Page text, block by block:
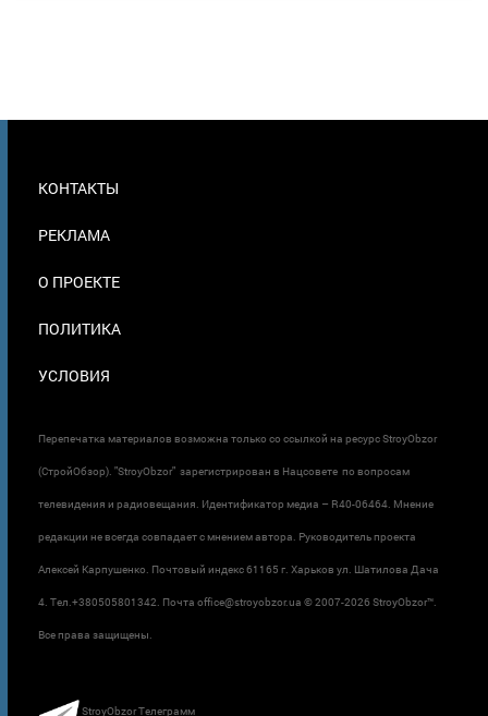
В
КОНТАКТЫ
РЕКЛАМА
О ПРОЕКТЕ
ПОЛИТИКА
УСЛОВИЯ
Перепечатка материалов возможна только со ссылкой на ресурс StroyObzor
(СтройОбзор). "StroyObzor" зарегистрирован в Нацсовете по вопросам
телевидения и радиовещания. Идентификатор медиа – R40-06464. Мнение
редакции не всегда совпадает с мнением автора. Руководитель проекта
Алексей Карпушенко. Почтовый индекс 61165 г. Харьков ул. Шатилова Дача
4. Тел.+380505801342. Почта office@stroyobzor.ua © 2007-2026 StroyObzor™.
Все права защищены.
StroyObzor Телеграмм